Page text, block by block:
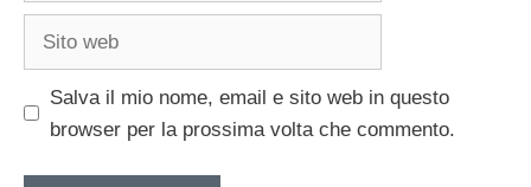
Salva il mio nome, email e sito web in questo
browser per la prossima volta che commento.